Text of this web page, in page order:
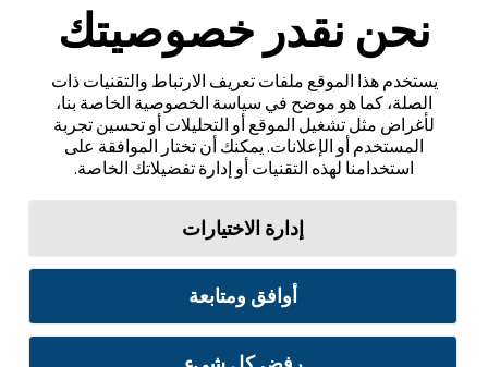
نحن نقدر خصوصيتك
يستخدم هذا الموقع ملفات تعريف الارتباط والتقنيات ذات
الصلة، كما هو موضح في سياسة الخصوصية الخاصة بنا،
لأغراض مثل تشغيل الموقع أو التحليلات أو تحسين تجربة
المستخدم أو الإعلانات. يمكنك أن تختار الموافقة على
استخدامنا لهذه التقنيات أو إدارة تفضيلاتك الخاصة.
إدارة الاختيارات
أوافق ومتابعة